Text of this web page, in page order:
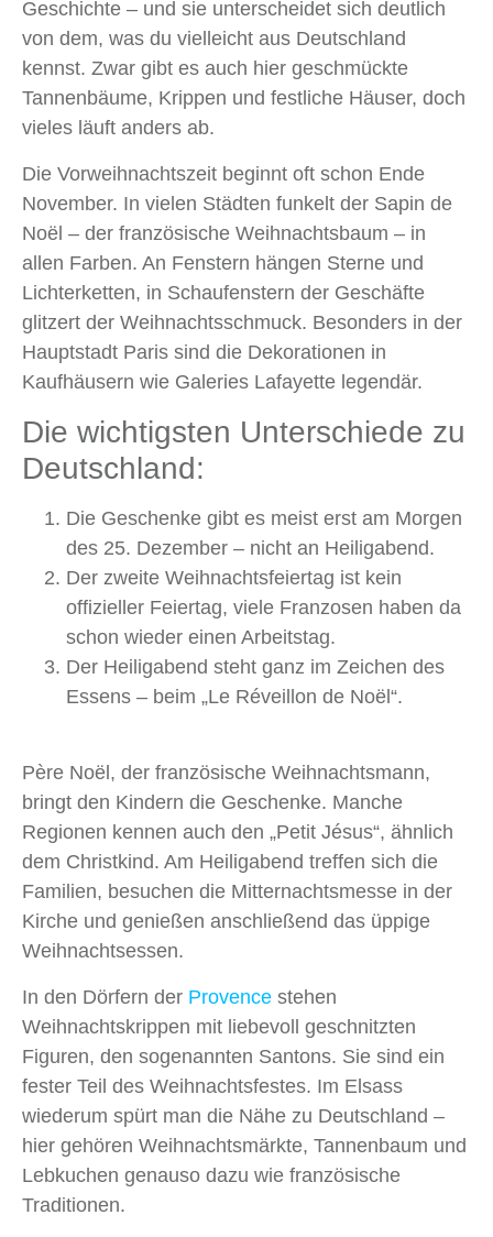
Geschichte – und sie unterscheidet sich deutlich
von dem, was du vielleicht aus Deutschland
kennst. Zwar gibt es auch hier geschmückte
Tannenbäume, Krippen und festliche Häuser, doch
vieles läuft anders ab.
Die Vorweihnachtszeit beginnt oft schon Ende
November. In vielen Städten funkelt der Sapin de
Noël – der französische Weihnachtsbaum – in
allen Farben. An Fenstern hängen Sterne und
Lichterketten, in Schaufenstern der Geschäfte
glitzert der Weihnachtsschmuck. Besonders in der
Hauptstadt Paris sind die Dekorationen in
Kaufhäusern wie Galeries Lafayette legendär.
Die wichtigsten Unterschiede zu
Deutschland:
Die Geschenke gibt es meist erst am Morgen
des 25. Dezember – nicht an Heiligabend.
Der zweite Weihnachtsfeiertag ist kein
offizieller Feiertag, viele Franzosen haben da
schon wieder einen Arbeitstag.
Der Heiligabend steht ganz im Zeichen des
Essens – beim „Le Réveillon de Noël“.
Père Noël, der französische Weihnachtsmann,
bringt den Kindern die Geschenke. Manche
Regionen kennen auch den „Petit Jésus“, ähnlich
dem Christkind. Am Heiligabend treffen sich die
Familien, besuchen die Mitternachtsmesse in der
Kirche und genießen anschließend das üppige
Weihnachtsessen.
In den Dörfern der Provence stehen
Weihnachtskrippen mit liebevoll geschnitzten
Figuren, den sogenannten Santons. Sie sind ein
fester Teil des Weihnachtsfestes. Im Elsass
wiederum spürt man die Nähe zu Deutschland –
hier gehören Weihnachtsmärkte, Tannenbaum und
Lebkuchen genauso dazu wie französische
Traditionen.